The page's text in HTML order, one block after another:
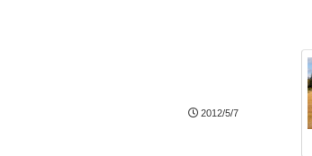
2012/5/7